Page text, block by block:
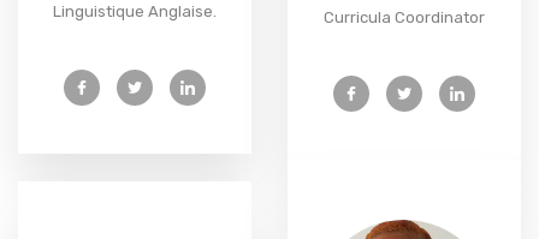
Linguistique Anglaise.
Curricula Coordinator